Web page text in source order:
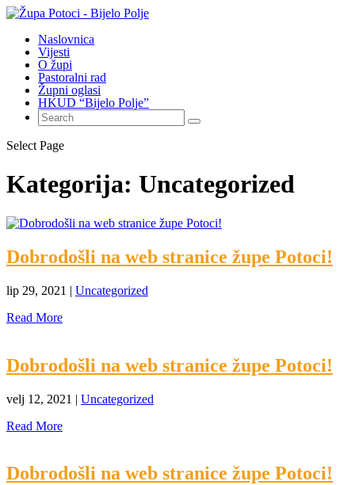
Naslovnica
Vijesti
O župi
Pastoralni rad
Župni oglasi
HKUD “Bijelo Polje”
Select Page
Kategorija: Uncategorized
Dobrodošli na web stranice župe Potoci!
lip 29, 2021 | Uncategorized
Read More
Dobrodošli na web stranice župe Potoci!
velj 12, 2021 | Uncategorized
Read More
Dobrodošli na web stranice župe Potoci!